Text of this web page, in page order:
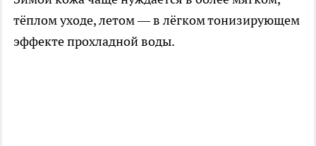
тёплом уходе, летом — в лёгком тонизирующем
эффекте прохладной воды.